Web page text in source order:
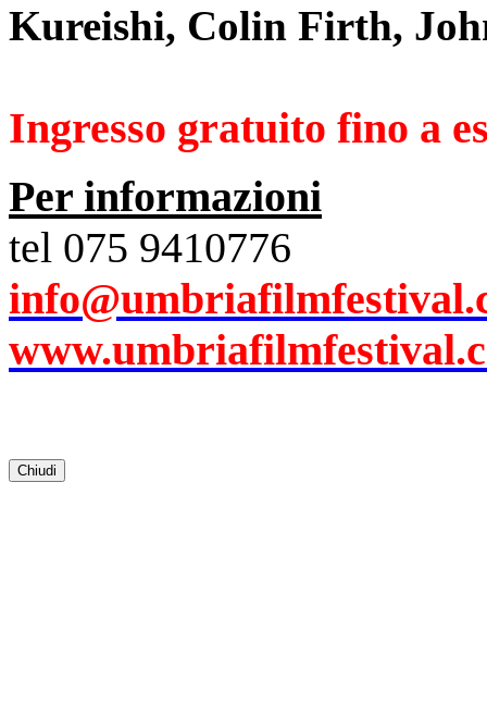
Kureishi, Colin Firth,
Ingresso gratuito fino a
Per informazioni
tel 075 9410776
Chiudi